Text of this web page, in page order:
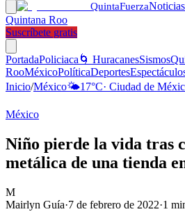
QuintaFuerza
Quintana Roo
Suscríbete gratis
PortadaPoliciaca 🌀 HuracanesSismos
RooMéxicoPolíticaDeportes
Inicio/México🌤️17°C· Ciudad de
México
Niño pierde la vida tras
metálica de una tienda
M
Mairlyn Guía·7 de febrero de 2022·1